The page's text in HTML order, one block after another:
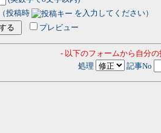
（投稿時
を入力してください）
プレビュー
- 以下のフォームから自分
処理
記事No